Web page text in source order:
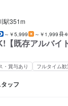
駅351m
～￥5,999 ～￥1,999
【既存アルバイ
・賞与あり フルタイム歓
ッフ